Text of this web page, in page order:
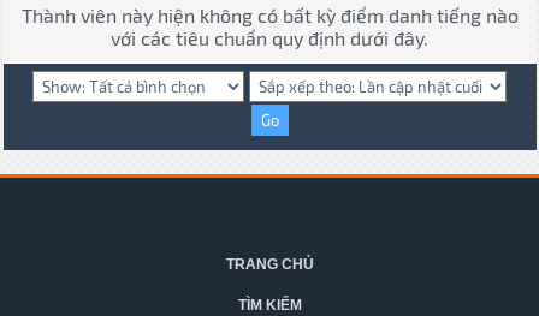
Thành viên này hiện không có bất kỳ điểm danh tiếng nào
với các tiêu chuẩn quy định dưới đây.
TRANG CHỦ
TÌM KIẾM